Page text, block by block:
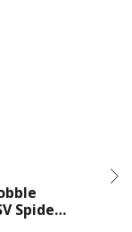
Spider-